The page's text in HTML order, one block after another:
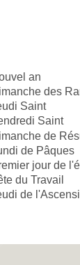
an
des
Saint
Saint
de
de Pâques
jour de
du Travail
de